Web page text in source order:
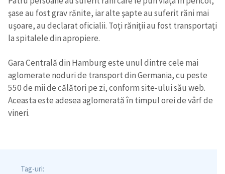
şase au fost grav rănite, iar alte şapte au suferit răni mai
uşoare, au declarat oficialii. Toţi răniţii au fost transportaţi
la spitalele din apropiere.
Gara Centrală din Hamburg este unul dintre cele mai
aglomerate noduri de transport din Germania, cu peste
550 de mii de călători pe zi, conform site-ului său web.
Aceasta este adesea aglomerată în timpul orei de vârf de
vineri.
Tag-uri: